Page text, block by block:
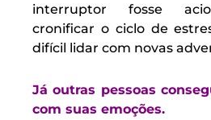
interruptor fosse
cronificar o ciclo de
difícil lidar com novas
Já outras pessoas
com suas emoções.